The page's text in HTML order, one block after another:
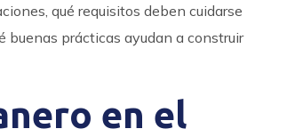
qué requisitos deben cuidarse
buenas prácticas ayudan a construir
en el